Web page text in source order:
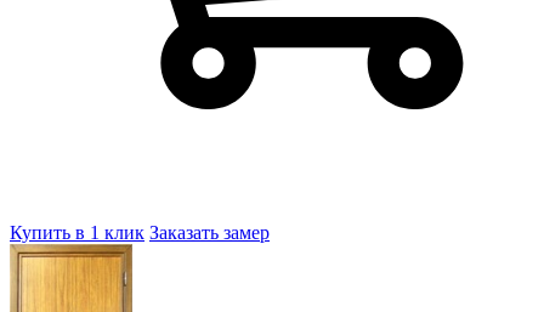
Купить в 1 клик Заказать замер